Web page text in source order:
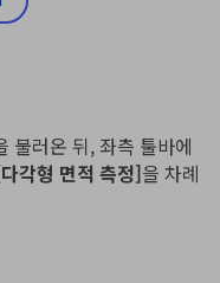
불러온 뒤, 좌측 툴바에
각형 면적 측정]을 차례